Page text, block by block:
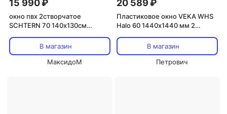
15 990 ₽
окно пвх 2створчатое
SСHTERN 70 140х130см
В магазин
МаксидоМ
20 589 ₽
Пластиковое окно VEKA WHS
Halo 60 1440х1440 мм 2
поворотно-откидная
двухкамерное
В магазин
Петрович